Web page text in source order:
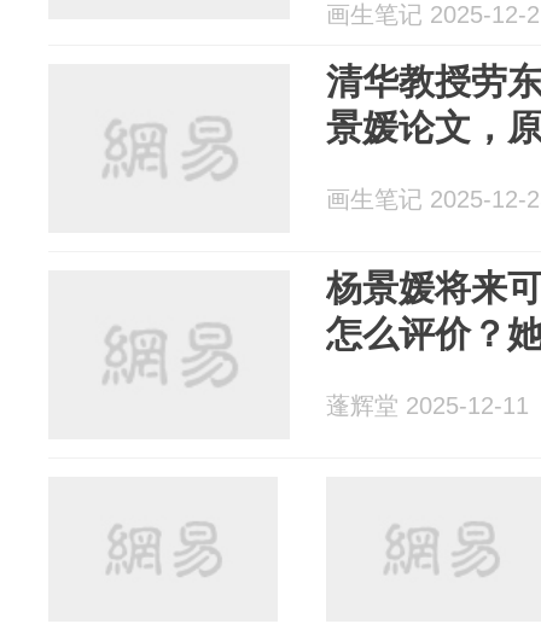
画生笔记 2025-12-
清华教授劳
景媛论文，
画生笔记 2025-12-
杨景媛将来
怎么评价？
蓬辉堂 2025-12-11